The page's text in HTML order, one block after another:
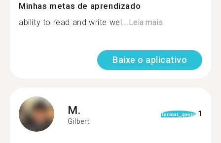
Minhas metas de aprendizado
ability to read and write wel... Leia mais
Baixe o aplicativo
M.
Gilbert
format_quote 1